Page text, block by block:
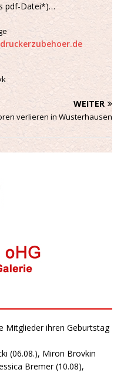
pdf-Datei*)…
WEITER
verlieren in Wusterhausen
Mitglieder ihren Geburtstag
(06.08.), Miron Brovkin
Bremer (10.08),